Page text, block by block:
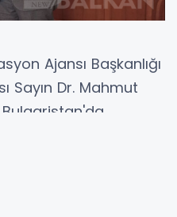
Ajansı Başkanlığı
Sayın Dr. Mahmut